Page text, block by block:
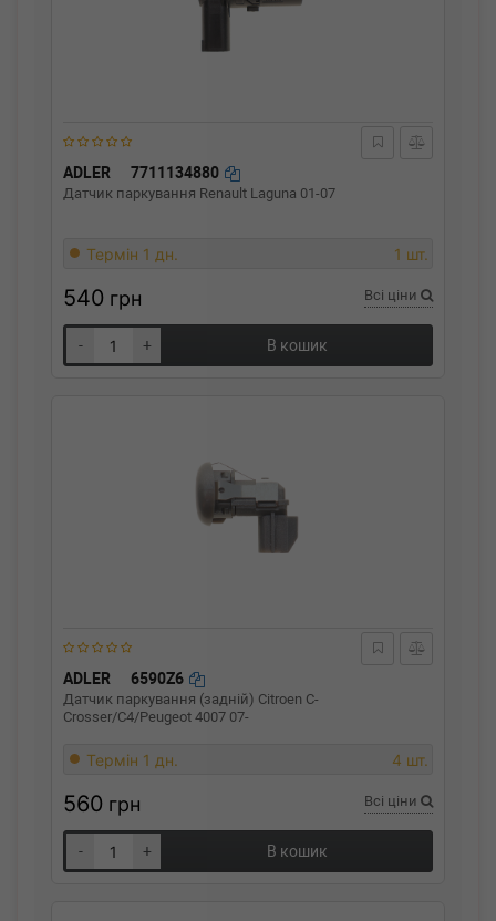
ADLER 7711134880
Датчик паркування Renault Laguna 01-07
Термін 1 дн. 1 шт.
540 грн Всі ціни
- + В кошик
ADLER 6590Z6
Датчик паркування (задній) Citroen C-
Crosser/C4/Peugeot 4007 07-
Термін 1 дн. 4 шт.
560 грн Всі ціни
- + В кошик